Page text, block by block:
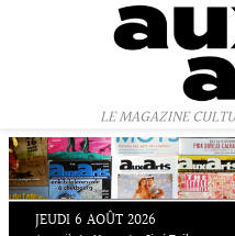
LE MAGAZINE
JEUDI 6 AOÛT 2026
Panneau de gestion des cookies